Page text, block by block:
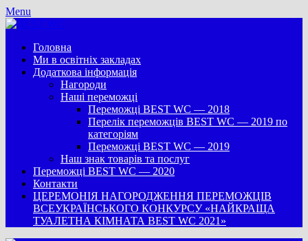
Menu
Головна
Ми в освітніх закладах
Додаткова інформація
Нагороди
Нашi переможцi
Переможці BEST WC — 2018
Перелік переможців BEST WC — 2019 по
категоріям
Переможці BEST WC — 2019
Наш знак товарів та послуг
Переможці BEST WC — 2020
Контакти
ЦЕРЕМОНІЯ НАГОРОДЖЕННЯ ПЕРЕМОЖЦІВ
ВСЕУКРАЇНСЬКОГО КОНКУРСУ «НАЙКРАЩА
ТУАЛЕТНА КІМНАТА BEST WC 2021»